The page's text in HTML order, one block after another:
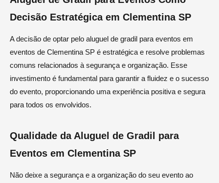
Decisão Estratégica em Clementina SP
A decisão de optar pelo aluguel de gradil para eventos em
eventos de Clementina SP é estratégica e resolve problemas
comuns relacionados à segurança e organização. Esse
investimento é fundamental para garantir a fluidez e o sucesso
do evento, proporcionando uma experiência positiva e segura
para todos os envolvidos.
Qualidade da Aluguel de Gradil para
Eventos em Clementina SP
Não deixe a segurança e a organização do seu evento ao